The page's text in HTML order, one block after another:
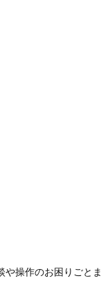
操作のお困りごと